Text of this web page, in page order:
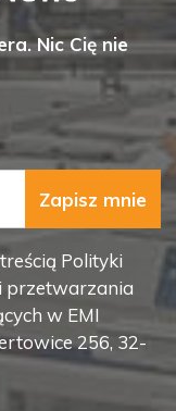
Nic Cię nie
Zapisz mnie
Polityki
przetwarzania
w EMI
256, 32-